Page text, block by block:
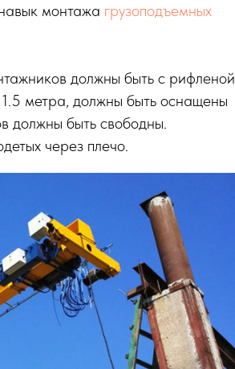
монтажа грузоподъемных
должны быть с рифленой
метра, должны быть оснащены
должны быть свободны.
через плечо.